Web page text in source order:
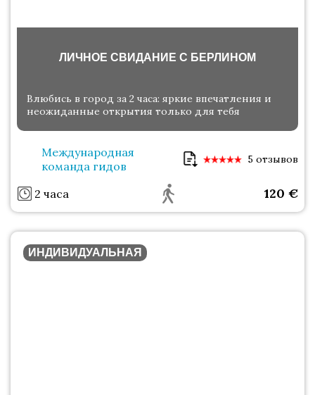
ЛИЧНОЕ СВИДАНИЕ С БЕРЛИНОМ
Влюбись в город за 2 часа: яркие впечатления и
неожиданные открытия только для тебя
Международная
команда гидов
5 отзывов
2 часа 120 €
ИНДИВИДУАЛЬНАЯ